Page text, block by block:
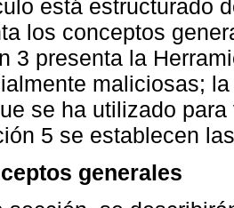
está estructurado
los conceptos
3 presenta la
maliciosas;
se ha utilizado
5 se establecen
generales